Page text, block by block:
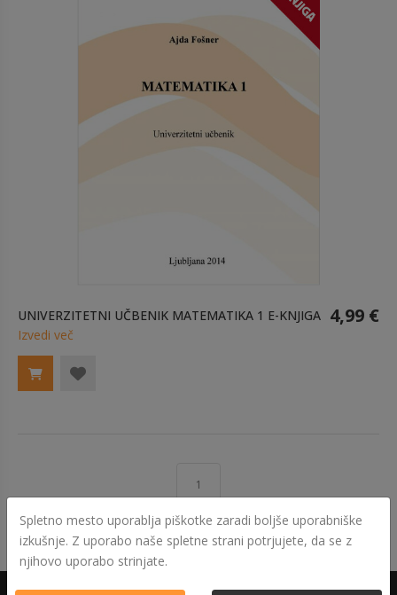
UNIVERZITETNI UČBENIK MATEMATIKA 1 E-KNJIGA 4,99 €
Izvedi več
1
Spletno mesto uporablja piškotke zaradi boljše uporabniške
izkušnje. Z uporabo naše spletne strani potrjujete, da se z
njihovo uporabo strinjate.